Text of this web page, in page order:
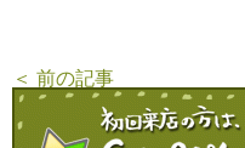
＜ 前の記事